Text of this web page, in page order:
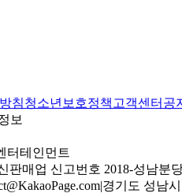
침청소년보호정책 고객센터 공
보
터테인먼트
판매업 신고번호 2018-성남분
|경기도 성남